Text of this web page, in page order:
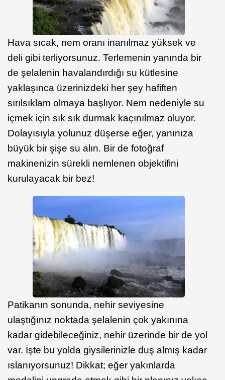
Hava sıcak, nem oranı inanılmaz yüksek ve
deli gibi terliyorsunuz. Terlemenin yanında bir
de şelalenin havalandırdığı su kütlesine
yaklaşınca üzerinizdeki her şey hafiften
sırılsıklam olmaya başlıyor. Nem nedeniyle su
içmek için sık sık durmak kaçınılmaz oluyor.
Dolayısıyla yolunuz düşerse eğer, yanınıza
büyük bir şişe su alın. Bir de fotoğraf
makinenizin sürekli nemlenen objektifini
kurulayacak bir bez!
Patikanın sonunda, nehir seviyesine
ulaştığınız noktada şelalenin çok yakınına
kadar gidebileceğiniz, nehir üzerinde bir de yol
var. İşte bu yolda giysilerinizle duş almış kadar
ıslanıyorsunuz! Dikkat; eğer yakınlarda